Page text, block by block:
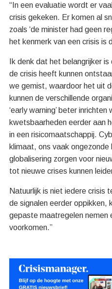
“In een evaluatie wordt er
crisis gekeken. Er komen al
zoals ‘de minister had geen
het kenmerk van een crisis is
Ik denk dat het belangrijker
de crisis heeft kunnen
we gemist, waardoor het uit
kunnen de verschillende
‘early warning’ beter inrichten
kwetsbaarheden eerder aan
in een risicomaatschappij.
klimaat, ons vaak
globalisering zorgen voor
tot nieuwe crises kunnen
Natuurlijk is niet iedere crisis
de signalen eerder oppikken,
gepaste maatregelen nemen
voorkomen.”